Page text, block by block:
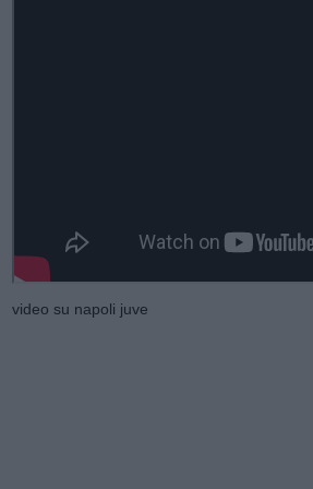
video su napoli juve